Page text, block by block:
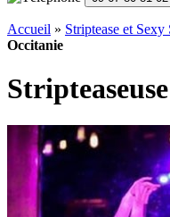
Accueil » Striptease et Sexy
Occitanie